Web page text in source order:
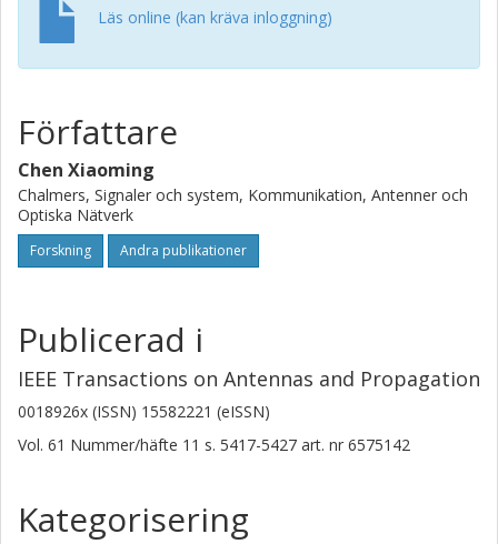
instead of directly estimating the statistics by performing
many independent measurements.
Läs online (kan kräva inloggning)
Författare
Chen Xiaoming
Chalmers, Signaler och system, Kommunikation, Antenner och
Optiska Nätverk
Forskning Andra publikationer
Publicerad i
IEEE Transactions on Antennas and Propagation
0018926x (ISSN) 15582221 (eISSN)
Vol. 61 Nummer/häfte 11 s. 5417-5427 art. nr 6575142
Kategorisering